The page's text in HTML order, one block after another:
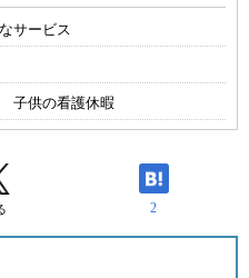
サービス
子供の看護休暇
2